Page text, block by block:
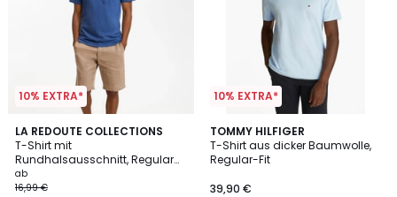
10% EXTRA*
LA REDOUTE COLLECTIONS
T-Shirt mit
Rundhalsausschnitt, Regular
Fit, aus Slub-Baumwolle
ab
16,99 €
4,5
/ 5
2
Farben
10% EXTRA*
TOMMY HILFIGER
T-Shirt aus dicker Baumwolle,
Regular-Fit
39,90 €
3,3
/ 5
7
Farben